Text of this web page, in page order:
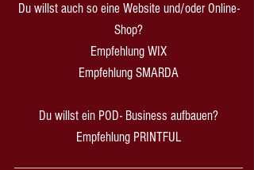
Du willst auch so eine Website und/oder Online-
Shop?
Empfehlung WIX
Empfehlung SMARDA
Du willst ein POD- Business aufbauen?
Empfehlung PRINTFUL